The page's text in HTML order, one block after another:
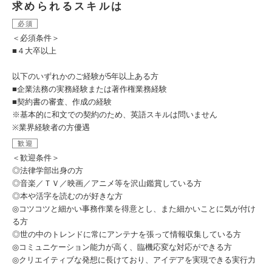
求められるスキルは
必須
＜必須条件＞
■４大卒以上
以下のいずれかのご経験が5年以上ある方
■企業法務の実務経験または著作権業務経験
■契約書の審査、作成の経験
※基本的に和文での契約のため、英語スキルは問いません
※業界経験者の方優遇
歓迎
＜歓迎条件＞
◎法律学部出身の方
◎音楽／ＴＶ／映画／アニメ等を沢山鑑賞している方
◎本や活字を読むのが好きな方
◎コツコツと細かい事務作業を得意とし、また細かいことに気が付け
る方
◎世の中のトレンドに常にアンテナを張って情報収集している方
◎コミュニケーション能力が高く、臨機応変な対応ができる方
◎クリエイティブな発想に長けており、アイデアを実現できる実行力